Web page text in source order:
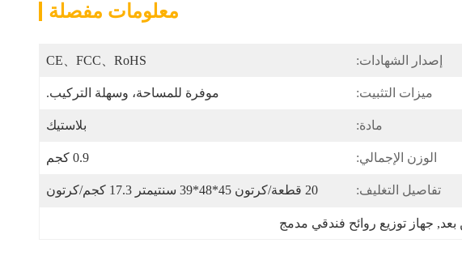
معلومات مفصلة
إصدار الشهادات: CE、FCC、RoHS
ميزات التثبيت: موفرة للمساحة، وسهلة التركيب.
مادة: بلاستيك
الوزن الإجمالي: 0.9 كجم
تفاصيل التغليف: 20 قطعة/كرتون 45*48*39 سنتيمتر 17.3 كجم/كرتون
بعد, جهاز توزيع روائح فندقي مدمج